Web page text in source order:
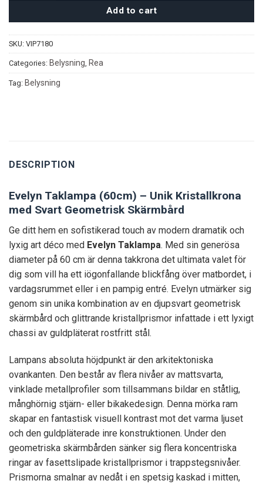
Add to cart
SKU: VIP7180
Categories: Belysning Rea
Tag: Belysning
DESCRIPTION
Evelyn Taklampa (60cm) – Unik Kristallkrona
med Svart Geometrisk Skärmbård
Ge ditt hem en sofistikerad touch av modern dramatik och
lyxig art déco med Evelyn Taklampa. Med sin generösa
diameter på 60 cm är denna takkrona det ultimata valet för
dig som vill ha ett iögonfallande blickfång över matbordet, i
vardagsrummet eller i en pampig entré. Evelyn utmärker sig
genom sin unika kombination av en djupsvart geometrisk
skärmbård och glittrande kristallprismor infattade i ett lyxigt
chassi av guldpläterat rostfritt stål.
Lampans absoluta höjdpunkt är den arkitektoniska
ovankanten. Den består av flera nivåer av mattsvarta,
vinklade metallprofiler som tillsammans bildar en ståtlig,
månghörnig stjärn- eller bikakedesign. Denna mörka ram
skapar en fantastisk visuell kontrast mot det varma ljuset
och den guldpläterade inre konstruktionen. Under den
geometriska skärmbården sänker sig flera koncentriska
ringar av fasettslipade kristallprismor i trappstegsnivåer.
Prismorna smalnar av nedåt i en spetsig kaskad i mitten,